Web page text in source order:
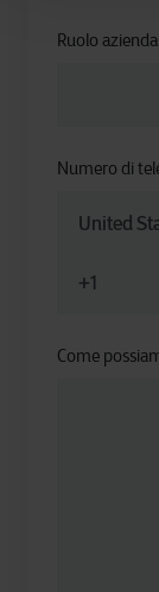
Ruolo
Numero di
Come